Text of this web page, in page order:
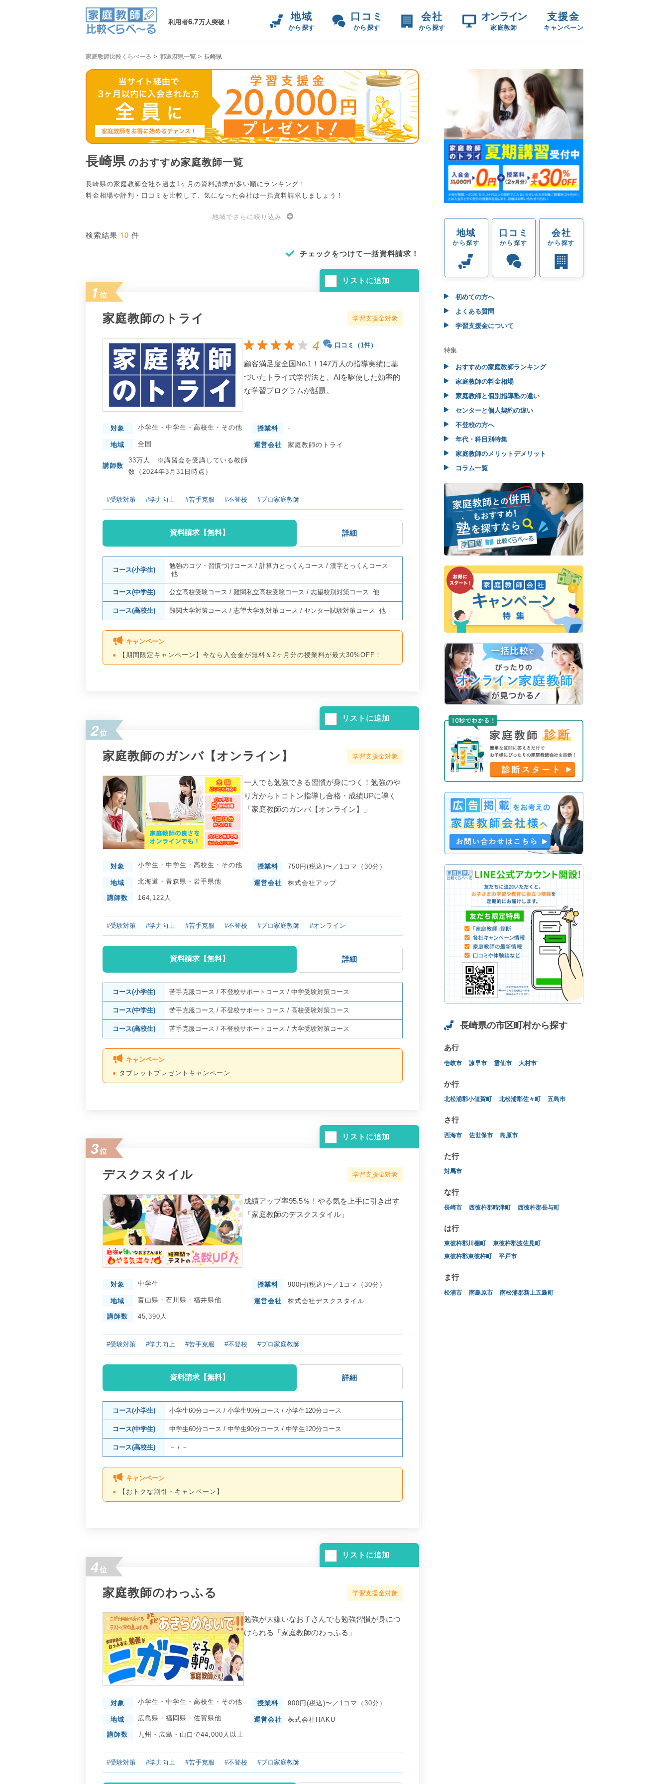
利用者6.7万人突破！
地域
から探す
口コミ
から探す
会社
から探す
オンライン
家庭教師
支援金
キャンペーン
家庭教師比較くらべーる 都道府県一覧 長崎県
長崎県 のおすすめ家庭教師一覧
長崎県の家庭教師会社を過去1ヶ月の資料請求が多い順にランキング！
料金相場や評判・口コミを比較して、気になった会社は一括資料請求しましょう！
地域でさらに絞り込み
検索結果 10 件
チェックをつけて一括資料請求！
リストに追加
1 位
家庭教師のトライ 学習支援金対象
4 口コミ（1件）
顧客満足度全国No.1！147万人の指導実績に基
づいたトライ式学習法と、AIを駆使した効率的
な学習プログラムが話題。
対象 小学生 ・ 中学生 ・ 高校生 ・ その他 授業料 -
地域 全国 運営会社 家庭教師のトライ
講師数
33万人 ※講習会を受講している教師
数（2024年3月31日時点）
#受験対策 #学力向上 #苦手克服 #不登校 #プロ家庭教師
資料請求【無料】 詳細
コース(小学生)
勉強のコツ・習慣づけコース /計算力とっくんコース /漢字とっくんコース
他
コース(中学生) 公立高校受験コース /難関私立高校受験コース /志望校別対策コース 他
コース(高校生) 難関大学対策コース /志望大学別対策コース /センター試験対策コース 他
キャンペーン
【期間限定キャンペーン】今なら入会金が無料＆2ヶ月分の授業料が最大30%OFF！
リストに追加
2位
家庭教師のガンバ【オンライン】 学習支援金対象
一人でも勉強できる習慣が身につく！勉強のや
り方からトコトン指導し合格・成績UPに導く
「家庭教師のガンバ【オンライン】」
対象 小学生 ・ 中学生 ・ 高校生 ・ その他 授業料 750円(税込)〜／1コマ（30分）
地域 北海道 ・ 青森県 ・ 岩手県他 運営会社 株式会社アップ
講師数 164,122人
#受験対策 #学力向上 #苦手克服 #不登校 #プロ家庭教師 #オンライン
資料請求【無料】 詳細
コース(小学生) 苦手克服コース /不登校サポートコース /中学受験対策コース
コース(中学生) 苦手克服コース /不登校サポートコース /高校受験対策コース
コース(高校生) 苦手克服コース /不登校サポートコース /大学受験対策コース
キャンペーン
タブレットプレゼントキャンペーン
リストに追加
3位
デスクスタイル 学習支援金対象
成績アップ率95.5％！やる気を上手に引き出す
「家庭教師のデスクスタイル」
対象 中学生 授業料 900円(税込)〜／1コマ（30分）
地域 富山県 ・ 石川県 ・ 福井県他 運営会社 株式会社デスクスタイル
講師数 45,390人
#受験対策 #学力向上 #苦手克服 #不登校 #プロ家庭教師
資料請求【無料】 詳細
コース(小学生) 小学生60分コース /小学生90分コース /小学生120分コース
コース(中学生) 中学生60分コース /中学生90分コース /中学生120分コース
コース(高校生) － /－
キャンペーン
【おトクな割引・キャンペーン】
リストに追加
4位
家庭教師のわっふる 学習支援金対象
勉強が大嫌いなお子さんでも勉強習慣が身につ
けられる「家庭教師のわっふる」
対象 小学生 ・ 中学生 ・ 高校生 ・ その他 授業料 900円(税込)〜／1コマ（30分）
地域 広島県 ・ 福岡県 ・ 佐賀県他 運営会社 株式会社HAKU
講師数 九州・広島・山口で44,000人以上
#受験対策 #学力向上 #苦手克服 #不登校 #プロ家庭教師
地域
から探す
口コミ
から探す
会社
から探す
初めての方へ
よくある質問
学習支援金について
特集
おすすめの家庭教師ランキング
家庭教師の料金相場
家庭教師と個別指導塾の違い
センターと個人契約の違い
不登校の方へ
年代・科目別特集
家庭教師のメリットデメリット
コラム一覧
長崎県の市区町村から探す
あ行
壱岐市 諫早市 雲仙市 大村市
か行
北松浦郡小値賀町 北松浦郡佐々町 五島市
さ行
西海市 佐世保市 島原市
た行
対馬市
な行
長崎市 西彼杵郡時津町 西彼杵郡長与町
は行
東彼杵郡川棚町
東彼杵郡波佐見町
東彼杵郡東彼杵町
平戸市
ま行
松浦市 南島原市 南松浦郡新上五島町